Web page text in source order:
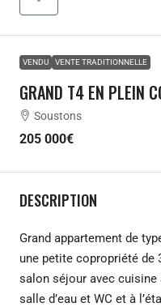
VENDU VENTE TRADITIONNELLE
GRAND T4 EN PLEIN
Soustons
205 000€
DESCRIPTION
Grand appartement de
une petite copropriété de
salon séjour avec cuisine
salle d’eau et WC et à